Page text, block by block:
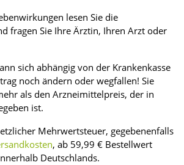
lesen Sie die
fragen Sie Ihre Ärztin, Ihren Arzt oder
sich abhängig von der Krankenkasse
noch ändern oder wegfallen! Sie
als den Arzneimittelpreis, der in
ist.
Mehrwertsteuer, gegebenenfalls
, ab 59,99 € Bestellwert
Deutschlands.